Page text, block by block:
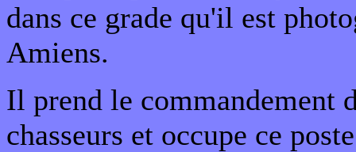
dans ce grade qu'il est
Amiens.
Il prend le commandement
chasseurs et occupe ce